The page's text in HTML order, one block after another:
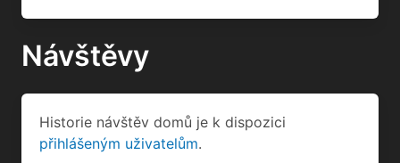
Návštěvy
Historie návštěv domů je k dispozici
přihlášeným uživatelům.